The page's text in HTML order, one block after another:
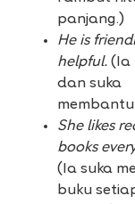
panjang.)
He is
helpful. (Ia
dan suka
She likes
books
(Ia suka
buku